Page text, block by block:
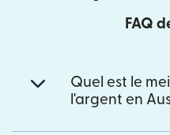
FAQ
Quel est le
l'argent en